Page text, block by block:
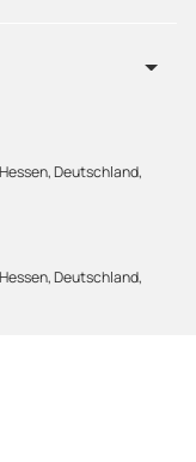
Deutschland,
Deutschland,